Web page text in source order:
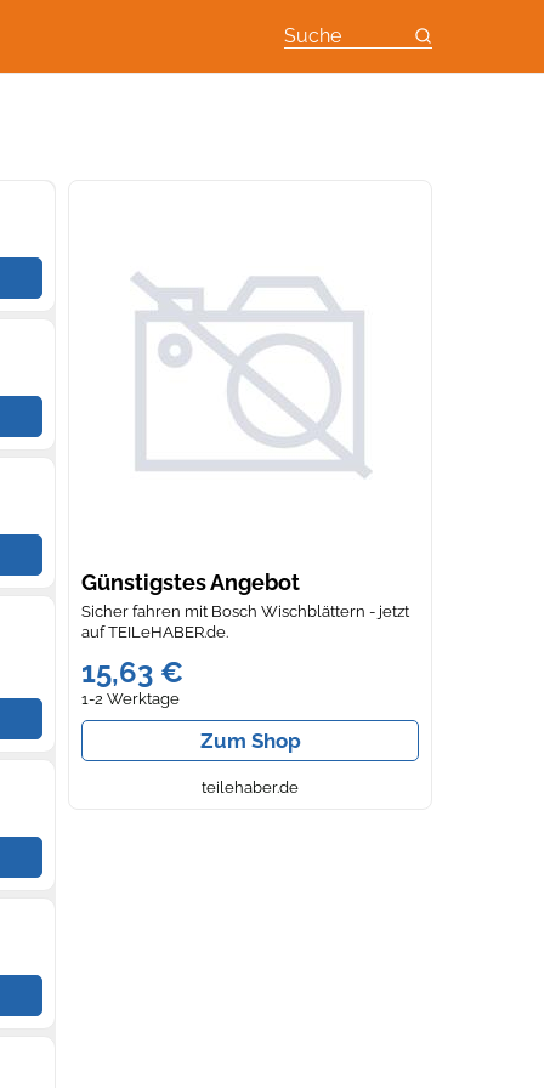
Suche
Günstigstes Angebot
Sicher fahren mit Bosch Wischblättern - jetzt
auf TEILeHABER.de.
15,63 €
1-2 Werktage
Zum Shop
teilehaber.de